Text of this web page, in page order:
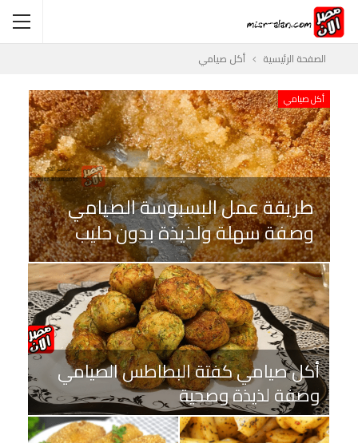
الصفحة الرئيسية أكل صيامي
أكل صيامي
طريقة عمل البسبوسة الصيامي
وصفة سهلة ولذيذة بدون حليب
أكل صيامي كفتة البطاطس الصيامي
وصفة لذيذة وصحية